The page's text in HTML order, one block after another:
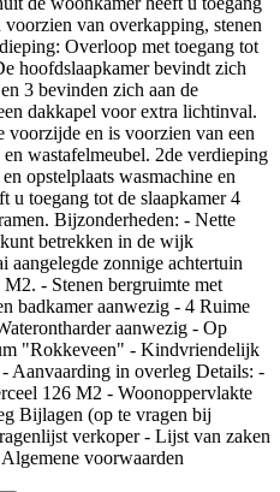
van overkapping, stenen
Overloop met toegang tot
hoofdslaapkamer bevindt zich
3 bevinden zich aan de
dakkapel voor extra lichtinval.
voorzijde en is voorzien van een
wastafelmeubel. 2de verdieping
opstelplaats wasmachine en
u toegang tot de slaapkamer 4
Bijzonderheden: - Nette
betrekken in de wijk
aangelegde zonnige achtertuin
- Stenen bergruimte met
badkamer aanwezig - 4 Ruime
aanwezig - Op
"Rokkeveen" - Kindvriendelijk
Aanvaarding in overleg Details: -
126 M2 - Woonoppervlakte
Bijlagen (op te vragen bij
verkoper - Lijst van zaken
voorwaarden